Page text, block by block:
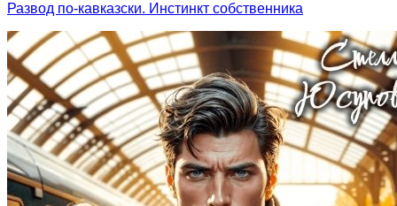
Развод по-кавказски. Инстинкт собственника